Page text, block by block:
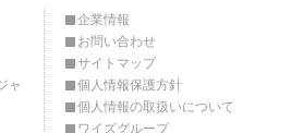
ャ
企業情報
お問い合わせ
サイトマップ
個人情報保護方針
個人情報の取扱いについて
ワイズグループ